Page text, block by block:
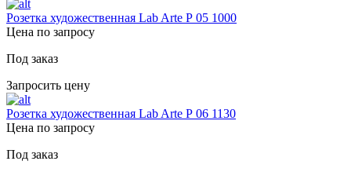
Розетка художественная Lab Arte Р 05 1000
Цена по запросу
Под заказ
Запросить цену
Розетка художественная Lab Arte Р 06 1130
Цена по запросу
Под заказ